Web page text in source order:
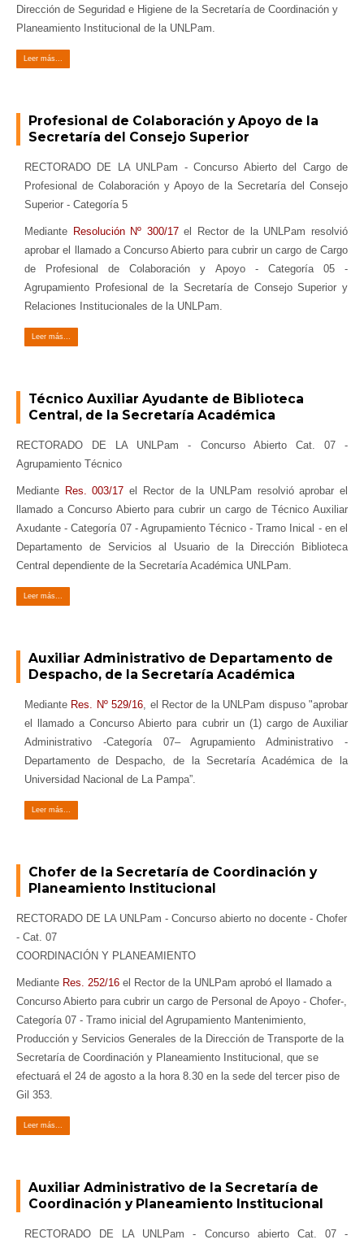
Dirección de Seguridad e Higiene de la Secretaría de Coordinación y
Planeamiento Institucional de la UNLPam.
Leer más...
Profesional de Colaboración y Apoyo de la
Secretaría del Consejo Superior
RECTORADO DE LA UNLPam - Concurso Abierto del Cargo de
Profesional de Colaboración y Apoyo de la Secretaría del Consejo
Superior - Categoría 5
Mediante Resolución Nº 300/17el Rector de la UNLPam resolvió
aprobar el llamado a Concurso Abierto para cubrir un cargo de Cargo
de Profesional de Colaboración y Apoyo - Categoría 05 -
Agrupamiento Profesional de la Secretaría de Consejo Superior y
Relaciones Institucionales de la UNLPam.
Leer más...
Técnico Auxiliar Ayudante de Biblioteca
Central, de la Secretaría Académica
RECTORADO DE LA UNLPam - Concurso Abierto Cat. 07 -
Agrupamiento Técnico
Mediante Res. 003/17 el Rector de la UNLPam resolvió aprobar el
llamado a Concurso Abierto para cubrir un cargo de Técnico Auxiliar
Axudante - Categoría 07 - Agrupamiento Técnico - Tramo Inical - en el
Departamento de Servicios al Usuario de la Dirección Biblioteca
Central dependiente de la Secretaría Académica UNLPam.
Leer más...
Auxiliar Administrativo de Departamento de
Despacho, de la Secretaría Académica
Mediante Res. Nº 529/16, el Rector de la UNLPam dispuso "aprobar
el llamado a Concurso Abierto para cubrir un (1) cargo de Auxiliar
Administrativo -Categoría 07– Agrupamiento Administrativo -
Departamento de Despacho, de la Secretaría Académica de la
Universidad Nacional de La Pampa”.
Leer más...
Chofer de la Secretaría de Coordinación y
Planeamiento Institucional
RECTORADO DE LA UNLPam - Concurso abierto no docente - Chofer
- Cat. 07
COORDINACIÓN Y PLANEAMIENTO
Mediante Res. 252/16 el Rector de la UNLPam aprobó el llamado a
Concurso Abierto para cubrir un cargo de Personal de Apoyo - Chofer-,
Categoría 07 - Tramo inicial del Agrupamiento Mantenimiento,
Producción y Servicios Generales de la Dirección de Transporte de la
Secretaría de Coordinación y Planeamiento Institucional, que se
efectuará el 24 de agosto a la hora 8.30 en la sede del tercer piso de
Gil 353.
Leer más...
Auxiliar Administrativo de la Secretaría de
Coordinación y Planeamiento Institucional
RECTORADO DE LA UNLPam - Concurso abierto Cat. 07 -